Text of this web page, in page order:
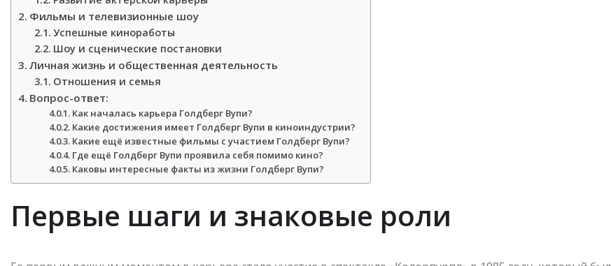
Фильмы и телевизионные шоу
Успешные киноработы
Шоу и сценические постановки
Личная жизнь и общественная деятельность
Отношения и семья
Вопрос-ответ:
Как началась карьера Голдберг Вупи?
Какие достижения имеет Голдберг Вупи в киноиндустрии?
Какие ещё известные фильмы с участием Голдберг Вупи?
Где ещё Голдберг Вупи проявила себя помимо кино?
Каковы интересные факты из жизни Голдберг Вупи?
Первые шаги и знаковые роли